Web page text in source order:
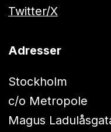
Twitter/X
Adresser
Stockholm
c/o Metropole
Magus